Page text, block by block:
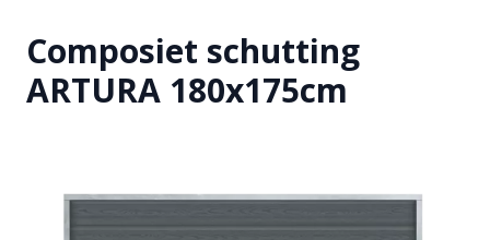
Composiet schutting
ARTURA 180x175cm